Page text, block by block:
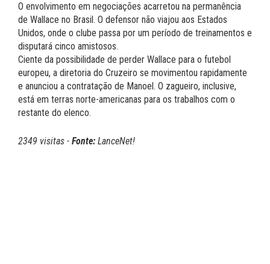
O envolvimento em negociações acarretou na permanência
de Wallace no Brasil. O defensor não viajou aos Estados
Unidos, onde o clube passa por um período de treinamentos e
disputará cinco amistosos.
Ciente da possibilidade de perder Wallace para o futebol
europeu, a diretoria do Cruzeiro se movimentou rapidamente
e anunciou a contratação de Manoel. O zagueiro, inclusive,
está em terras norte-americanas para os trabalhos com o
restante do elenco.
2349 visitas - Fonte: LanceNet!